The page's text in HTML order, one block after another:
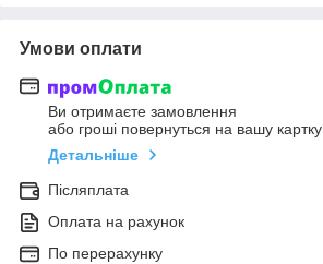
Умови оплати
Ви отримаєте замовлення
або гроші повернуться на вашу картку
Детальніше
Післяплата
Оплата на рахунок
По перерахунку